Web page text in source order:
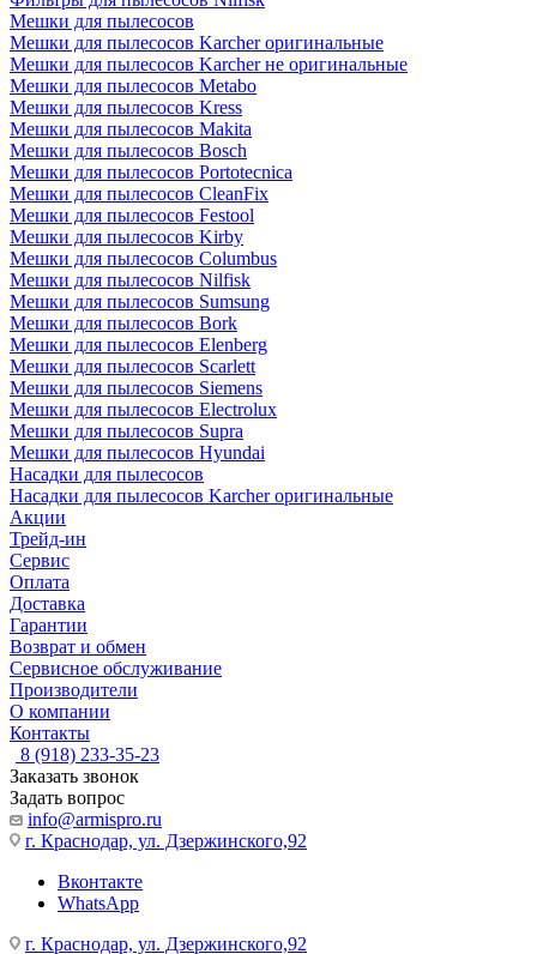
Мешки для пылесосов
Мешки для пылесосов Karcher оригинальные
Мешки для пылесосов Karcher не оригинальные
Мешки для пылесосов Metabo
Мешки для пылесосов Kress
Мешки для пылесосов Makita
Мешки для пылесосов Bosch
Мешки для пылесосов Portotecnica
Мешки для пылесосов CleanFix
Мешки для пылесосов Festool
Мешки для пылесосов Kirby
Мешки для пылесосов Columbus
Мешки для пылесосов Nilfisk
Мешки для пылесосов Sumsung
Мешки для пылесосов Bork
Мешки для пылесосов Elenberg
Мешки для пылесосов Scarlett
Мешки для пылесосов Siemens
Мешки для пылесосов Electrolux
Мешки для пылесосов Supra
Мешки для пылесосов Hyundai
Насадки для пылесосов
Насадки для пылесосов Karcher оригинальные
Акции
Трейд-ин
Сервис
Оплата
Доставка
Гарантии
Возврат и обмен
Сервисное обслуживание
Производители
О компании
Контакты
8 (918) 233-35-23
Заказать звонок
Задать вопрос
info@armispro.ru
г. Краснодар, ул. Дзержинского,92
Вконтакте
WhatsApp
г. Краснодар, ул. Дзержинского,92